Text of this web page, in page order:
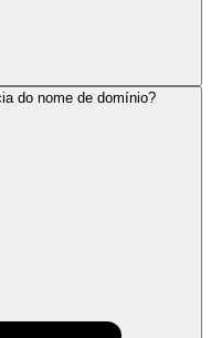
do nome de domínio?